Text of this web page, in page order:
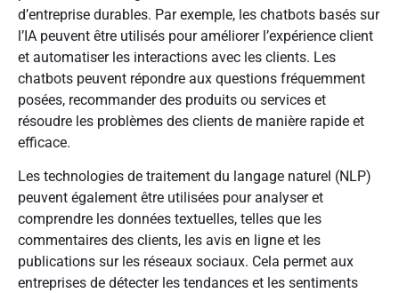
d’entreprise durables. Par exemple, les chatbots basés sur
l’IA peuvent être utilisés pour améliorer l’expérience client
et automatiser les interactions avec les clients. Les
chatbots peuvent répondre aux questions fréquemment
posées, recommander des produits ou services et
résoudre les problèmes des clients de manière rapide et
efficace.
Les technologies de traitement du langage naturel (NLP)
peuvent également être utilisées pour analyser et
comprendre les données textuelles, telles que les
commentaires des clients, les avis en ligne et les
publications sur les réseaux sociaux. Cela permet aux
entreprises de détecter les tendances et les sentiments